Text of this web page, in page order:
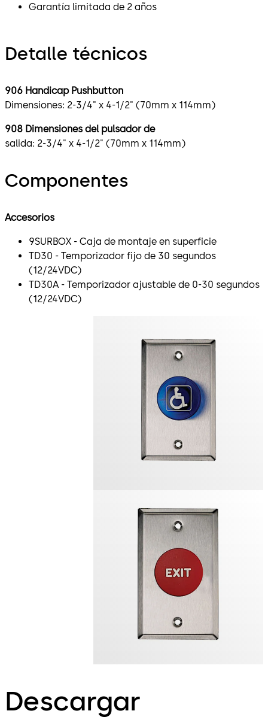
Garantía limitada de 2 años
Detalle técnicos
906 Handicap Pushbutton
Dimensiones: 2-3/4" x 4-1/2" (70mm x 114mm)
908 Dimensiones del pulsador de
salida: 2-3/4" x 4-1/2" (70mm x 114mm)
Componentes
Accesorios
9SURBOX - Caja de montaje en superficie
TD30 - Temporizador fijo de 30 segundos
(12/24VDC)
TD30A - Temporizador ajustable de 0-30 segundos
(12/24VDC)
Descargar